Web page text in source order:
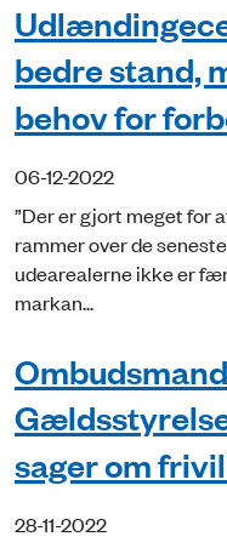
bedre stand,
behov for
06-12-2022
”Der er gjort meget for
rammer over de
udearealerne ikke er
markan...
sager om
28-11-2022